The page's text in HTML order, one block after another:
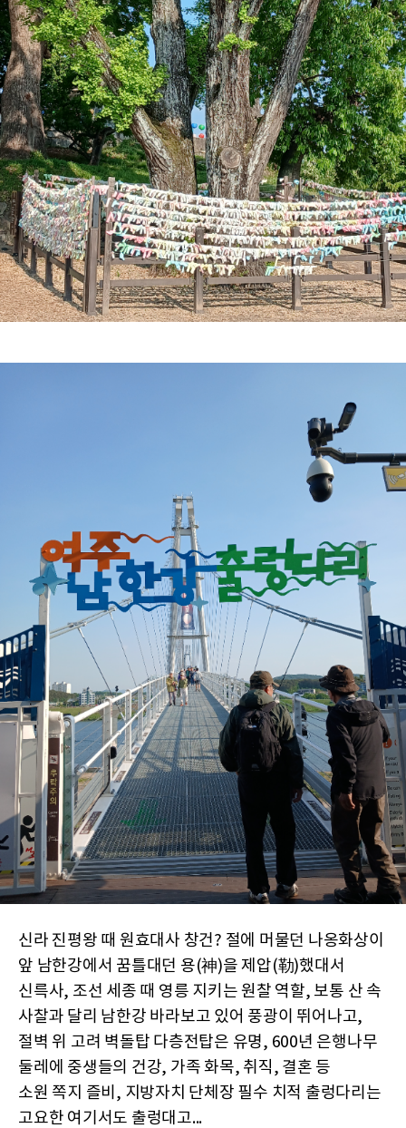
신라 진평왕 때 원효대사 창건? 절에 머물던 나옹화상이
앞 남한강에서 꿈틀대던 용(神)을 제압(勒)했대서
신륵사, 조선 세종 때 영릉 지키는 원찰 역할, 보통 산 속
사찰과 달리 남한강 바라보고 있어 풍광이 뛰어나고,
절벽 위 고려 벽돌탑 다층전탑은 유명, 600년 은행나무
둘레에 중생들의 건강, 가족 화목, 취직, 결혼 등
소원 쪽지 즐비, 지방자치 단체장 필수 치적 출렁다리는
고요한 여기서도 출렁대고...